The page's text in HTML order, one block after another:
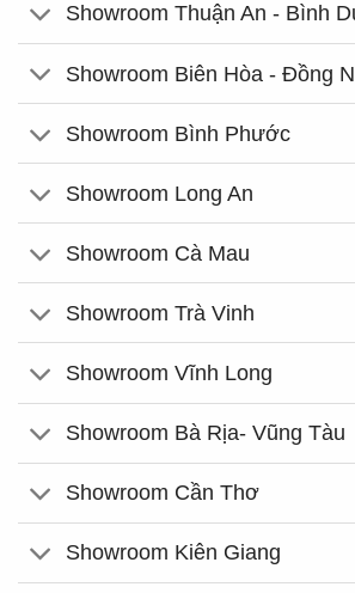
Showroom Thuận An - Bình
Showroom Biên Hòa - Đồng
Showroom Bình Phước
Showroom Long An
Showroom Cà Mau
Showroom Trà Vinh
Showroom Vĩnh Long
Showroom Bà Rịa- Vũng Tàu
Showroom Cần Thơ
Showroom Kiên Giang